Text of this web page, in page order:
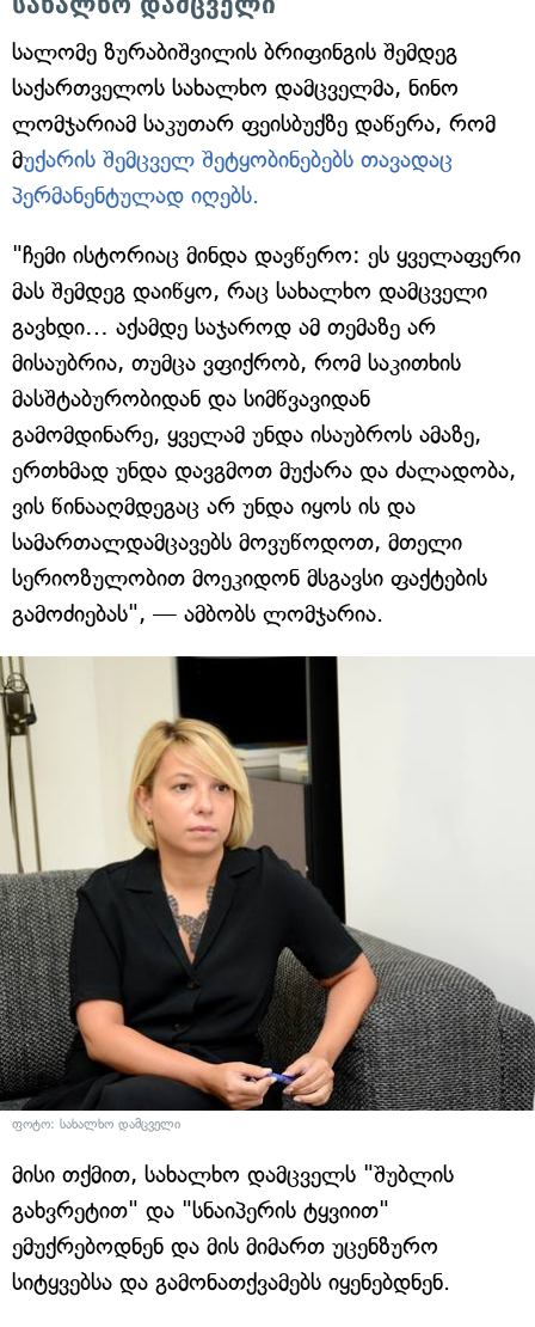
სალომე ზურაბიშვილის ბრიფინგის შემდეგ
საქართველოს სახალხო დამცველმა, ნინო
ლომჯარიამ საკუთარ ფეისბუქზე დაწერა, რომ
მუქარის შემცველ შეტყობინებებს თავადაც
პერმანენტულად იღებს.
"ჩემი ისტორიაც მინდა დავწერო: ეს ყველაფერი
მას შემდეგ დაიწყო, რაც სახალხო დამცველი
გავხდი… აქამდე საჯაროდ ამ თემაზე არ
მისაუბრია, თუმცა ვფიქრობ, რომ საკითხის
მასშტაბურობიდან და სიმწვავიდან
გამომდინარე, ყველამ უნდა ისაუბროს ამაზე,
ერთხმად უნდა დავგმოთ მუქარა და ძალადობა,
ვის წინააღმდეგაც არ უნდა იყოს ის და
სამართალდამცავებს მოვუწოდოთ, მთელი
სერიოზულობით მოეკიდონ მსგავსი ფაქტების
გამოძიებას", — ამბობს ლომჯარია.
ფოტო: სახალხო დამცველი
მისი თქმით, სახალხო დამცველს "შუბლის
გახვრეტით" და "სნაიპერის ტყვიით"
ემუქრებოდნენ და მის მიმართ უცენზურო
სიტყვებსა და გამონათქვამებს იყენებდნენ.